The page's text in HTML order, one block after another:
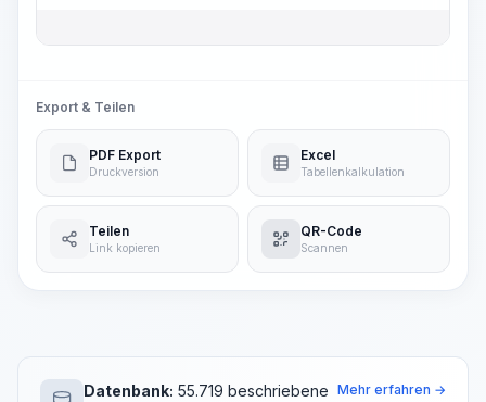
Export & Teilen
PDF Export
Druckversion
Excel
Tabellenkalkulation
Teilen
Link kopieren
QR-Code
Scannen
Datenbank: 55.719 beschriebene Mehr erfahren →